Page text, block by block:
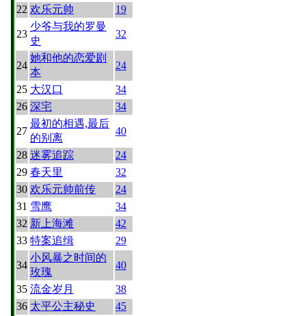
22 欢乐元帅 19
23
少爷与我的罗曼
史
32
24
她和他的恋爱剧
本
24
25 大汉口
34
26 深宅 34
27
最初的相遇,最后
的别离
40
28 迷雾追踪
24
29 春天里
32
30 欢乐元帅前传
24
31 雪鹰
34
32 新上海滩
42
33 特案追缉 29
34
小风暴之时间的
玫瑰
40
35 流金岁月
38
36 太平公主秘史 45